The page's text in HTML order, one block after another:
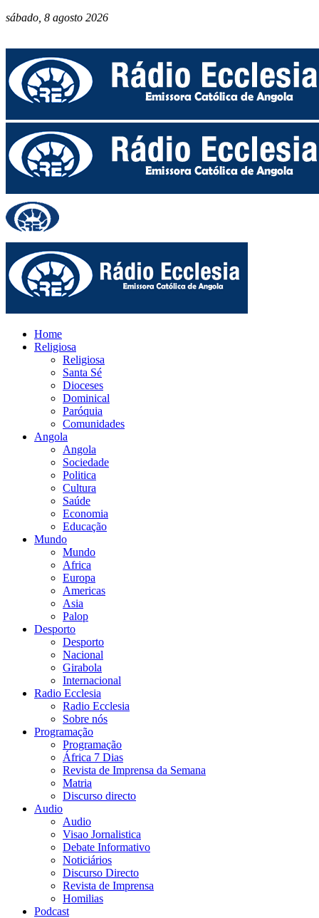
sábado, 8 agosto 2026
Home
Religiosa
Religiosa
Santa Sé
Dioceses
Dominical
Paróquia
Comunidades
Angola
Angola
Sociedade
Politica
Cultura
Saúde
Economia
Educação
Mundo
Mundo
Africa
Europa
Americas
Asia
Palop
Desporto
Desporto
Nacional
Girabola
Internacional
Radio Ecclesia
Radio Ecclesia
Sobre nós
Programação
Programação
África 7 Dias
Revista de Imprensa da Semana
Matria
Discurso directo
Audio
Audio
Visao Jornalistica
Debate Informativo
Noticiários
Discurso Directo
Revista de Imprensa
Homilias
Podcast